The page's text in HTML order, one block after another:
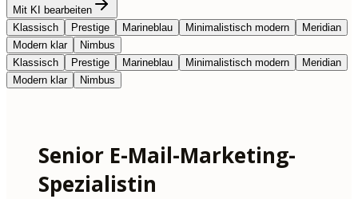
Mit KI bearbeiten
Klassisch
Prestige Marineblau Minimalistisch modern
Meridian
Modern klar
Nimbus
Klassisch
Prestige Marineblau Minimalistisch modern
Meridian
Modern klar
Nimbus
Senior E-Mail-Marketing-
Spezialistin